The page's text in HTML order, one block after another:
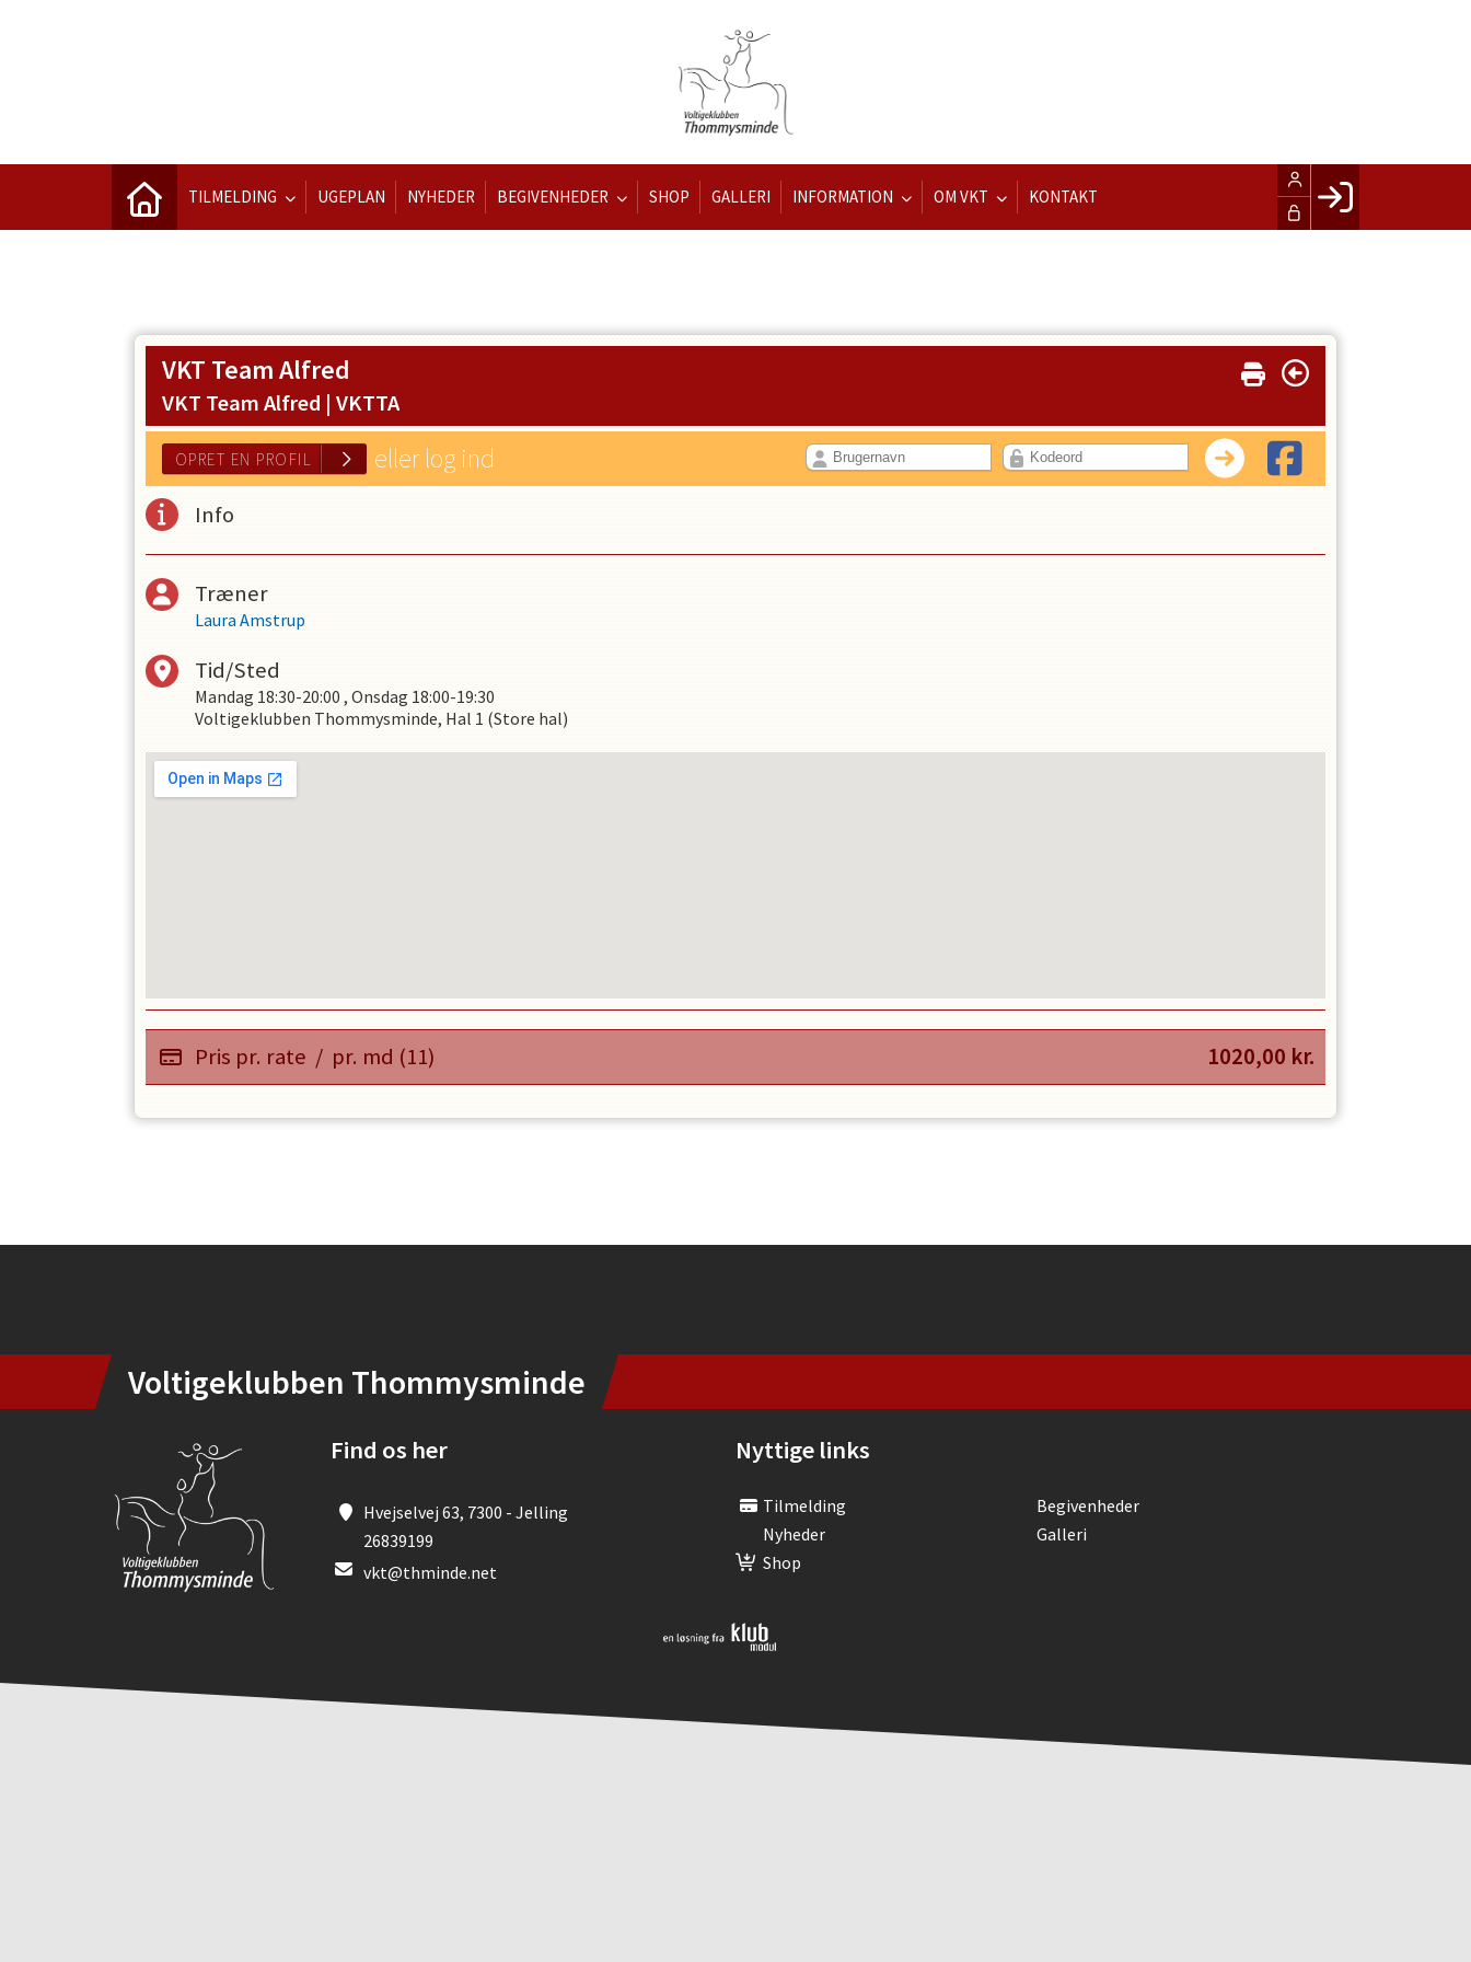
TILMELDING UGEPLAN NYHEDER BEGIVENHEDER SHOP GALLERI INFORMATION OM VKT KONTAKT
VKT Team Alfred
VKT Team Alfred | VKTTA
OPRET EN PROFIL
eller log ind
Info
Træner
Laura Amstrup
Tid/Sted
Mandag 18:30-20:00 , Onsdag 18:00-19:30
Voltigeklubben Thommysminde, Hal 1 (Store hal)
Pris pr. rate / pr. md (11) 1020,00 kr.
Voltigeklubben Thommysminde
Find os her
Hvejselvej 63, 7300 - Jelling
26839199
vkt@thminde.net
Nyttige links
Tilmelding
Begivenheder
Nyheder
Galleri
Shop